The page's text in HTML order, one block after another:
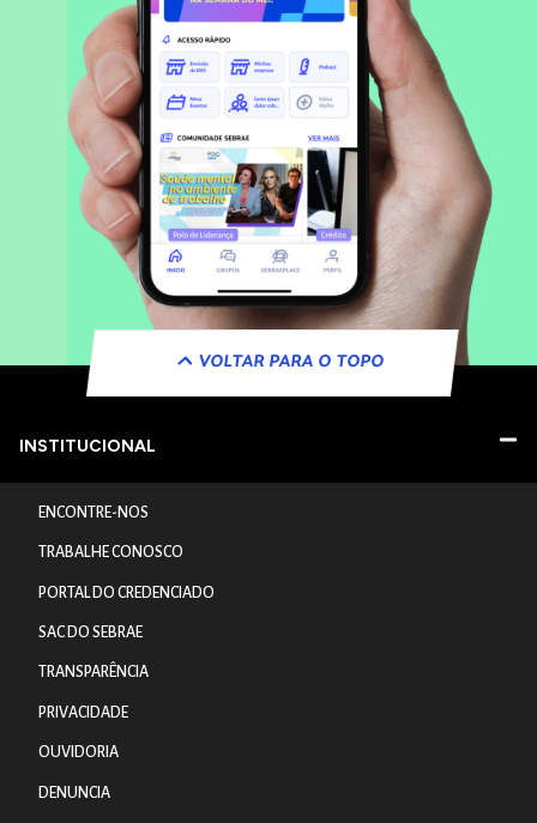
VOLTAR PARA O TOPO
INSTITUCIONAL
ENCONTRE-NOS
TRABALHE CONOSCO
PORTAL DO CREDENCIADO
SAC DO SEBRAE
TRANSPARÊNCIA
PRIVACIDADE
OUVIDORIA
DENUNCIA